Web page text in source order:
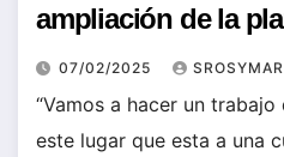
ampliación de la
07/02/2025
“Vamos a hacer un
este lugar que esta a una